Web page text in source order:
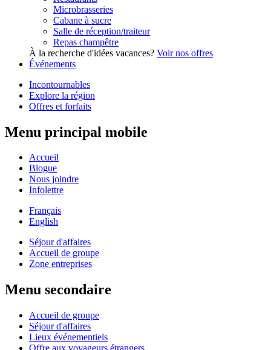
Microbrasseries
Cabane à sucre
Salle de réception/traiteur
Repas champêtre
À la recherche d'idées vacances? Voir nos offres
Événements
Incontournables
Explore la région
Offres et forfaits
Menu principal mobile
Accueil
Blogue
Nous joindre
Infolettre
Français
English
Séjour d'affaires
Accueil de groupe
Zone entreprises
Menu secondaire
Accueil de groupe
Séjour d'affaires
Lieux événementiels